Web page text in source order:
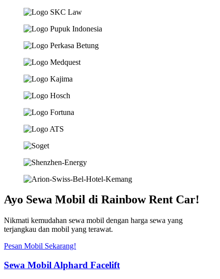
Ayo Sewa Mobil di Rainbow Rent Car!
Nikmati kemudahan sewa mobil dengan harga sewa yang
terjangkau dan mobil yang terawat.
Pesan Mobil Sekarang!
Sewa Mobil Alphard Facelift